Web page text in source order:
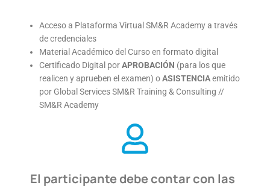
Acceso a Plataforma Virtual SM&R Academy a través
de credenciales
Material Académico del Curso en formato digital
Certificado Digital porAPROBACIÓN (para los que
realicen y aprueben el examen) oASISTENCIAemitido
por Global Services SM&R Training & Consulting //
SM&R Academy
El participante debe contar con las